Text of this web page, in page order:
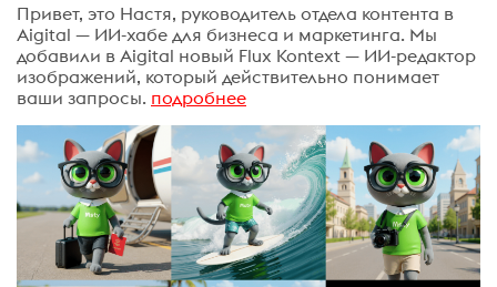
Привет, это Настя, руководитель отдела контента в
Aigital — ИИ-хабе для бизнеса и маркетинга. Мы
добавили в Aigital новый Flux Kontext — ИИ-редактор
изображений, который действительно понимает
ваши запросы. подробнее